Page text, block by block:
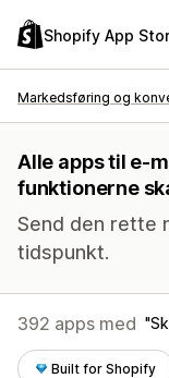
Shopify App
Markedsføring og
Alle apps til e-
funktionerne
Send den rette
tidspunkt.
392 apps med
Built for Shopify